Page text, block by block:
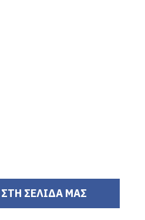
ΣΕΛΙΔΑ ΜΑΣ